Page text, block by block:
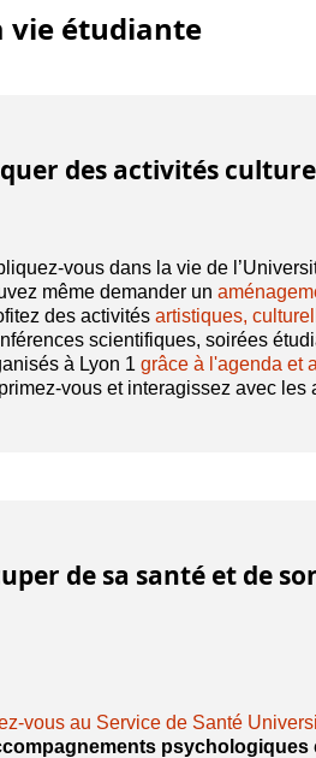
vie étudiante
des activités
vous dans la vie de
même demander un
des activitésartistiques,
scientifiques, soirées
à Lyon 1grâce à l'agenda et
vous et interagissez avec
de sa santé et de
vous au Service de Santé
psychologiques